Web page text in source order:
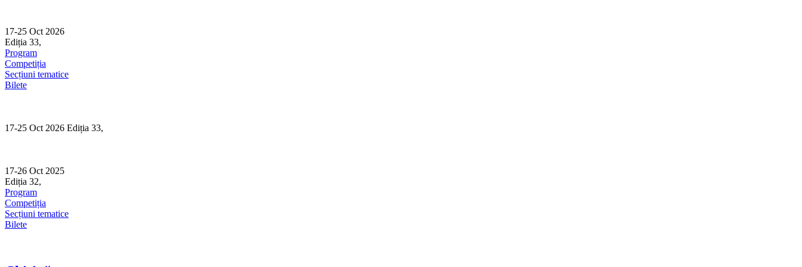
content
17-25 Oct 2026
Ediția 33,
Program
Competiția
Secțiuni tematice
Bilete
17-25 Oct 2026 Ediția 33,
17-26 Oct 2025
Ediția 32,
Program
Competiția
Secțiuni tematice
Bilete